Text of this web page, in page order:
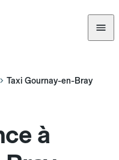
Taxi Gournay-en-Bray
à